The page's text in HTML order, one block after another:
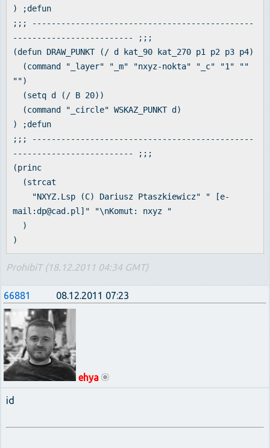
) ;defun
;;; ----------------------------------------------
------------------------- ;;;
(defun DRAW_PUNKT (/ d kat_90 kat_270 p1 p2 p3 p4)
(command "_layer" "_m" "nxyz-nokta" "_c" "1" ""
"")
(setq d (/ B 20))
(command "_circle" WSKAZ_PUNKT d)
) ;defun
;;; ----------------------------------------------
------------------------- ;;;
(princ
(strcat
"NXYZ.Lsp (C) Dariusz Ptaszkiewicz" " [e-
mail:dp@cad.pl]" "\nKomut: nxyz "
)
)
ProhibiT (18.12.2011 04:34 GMT)
66881 08.12.2011 07:23
ehya
id